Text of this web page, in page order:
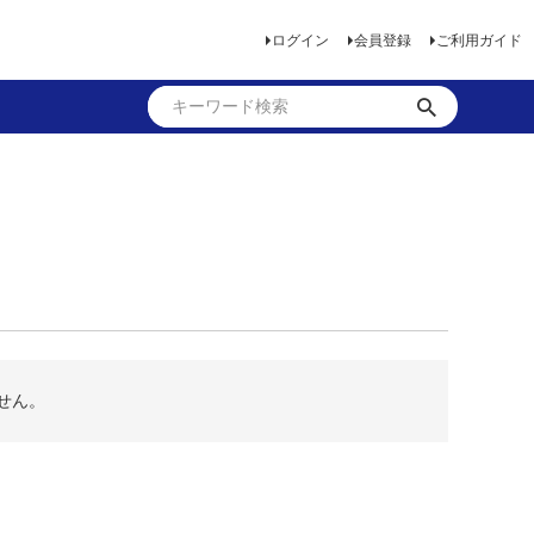
ログイン 会員登録 ご利用ガイド
ん。